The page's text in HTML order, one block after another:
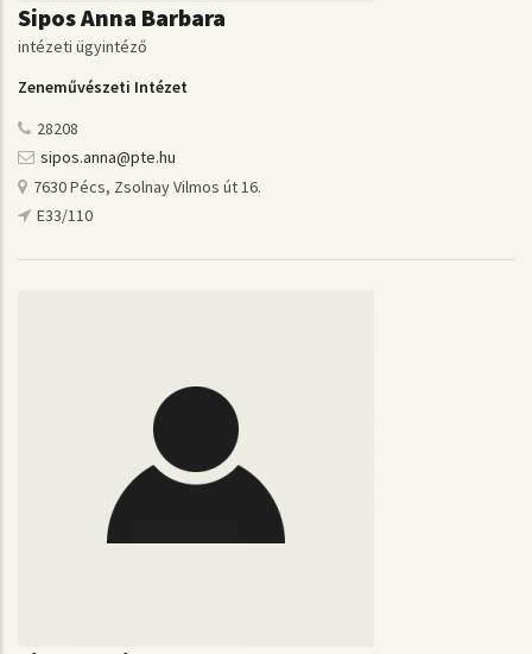
Sipos Anna Barbara
intézeti ügyintéző
Zeneművészeti Intézet
28208
sipos.anna@pte.hu
7630 Pécs, Zsolnay Vilmos út 16.
E33/110